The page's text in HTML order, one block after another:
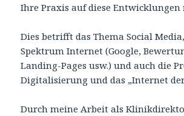
Ihre Praxis auf diese Entwicklungen
Dies betrifft das Thema Social
Spektrum Internet (Google,
Landing-Pages usw.) und auch die
Digitalisierung und das „Internet
Durch meine Arbeit als